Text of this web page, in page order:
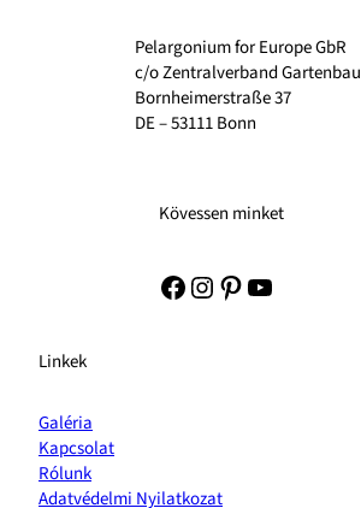
Pelargonium for Europe GbR
c/o Zentralverband Gartenbau
Bornheimerstraße 37
DE – 53111 Bonn
Kövessen minket
Facebook
Instagram
Pinterest
YouTube
Linkek
Galéria
Kapcsolat
Rólunk
Adatvédelmi Nyilatkozat